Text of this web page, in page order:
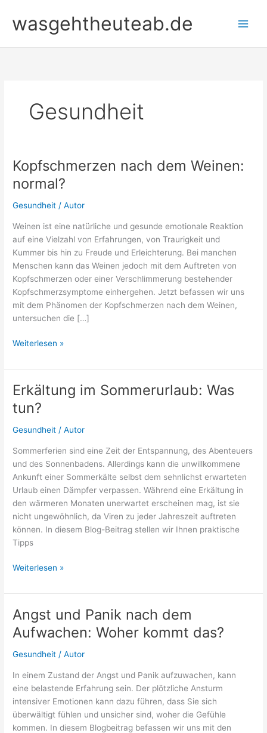
Inhalt
springen
wasgehtheuteab.de
Gesundheit
Kopfschmerzen nach dem Weinen:
normal?
Gesundheit /Autor
Weinen ist eine natürliche und gesunde emotionale Reaktion
auf eine Vielzahl von Erfahrungen, von Traurigkeit und
Kummer bis hin zu Freude und Erleichterung. Bei manchen
Menschen kann das Weinen jedoch mit dem Auftreten von
Kopfschmerzen oder einer Verschlimmerung bestehender
Kopfschmerzsymptome einhergehen. Jetzt befassen wir uns
mit dem Phänomen der Kopfschmerzen nach dem Weinen,
untersuchen die […]
Kopfschmerzen
dem
Weinen:
normal?
Weiterlesen »
Erkältung im Sommerurlaub: Was
tun?
Gesundheit /Autor
Sommerferien sind eine Zeit der Entspannung, des Abenteuers
und des Sonnenbadens. Allerdings kann die unwillkommene
Ankunft einer Sommerkälte selbst dem sehnlichst erwarteten
Urlaub einen Dämpfer verpassen. Während eine Erkältung in
den wärmeren Monaten unerwartet erscheinen mag, ist sie
nicht ungewöhnlich, da Viren zu jeder Jahreszeit auftreten
können. In diesem Blog-Beitrag stellen wir Ihnen praktische
Tipps
Erkältung
Sommerurlaub:
Was
tun?
Weiterlesen »
Angst und Panik nach dem
Aufwachen: Woher kommt das?
Gesundheit /Autor
In einem Zustand der Angst und Panik aufzuwachen, kann
eine belastende Erfahrung sein. Der plötzliche Ansturm
intensiver Emotionen kann dazu führen, dass Sie sich
überwältigt fühlen und unsicher sind, woher die Gefühle
kommen. In diesem Blogbeitrag befassen wir uns mit den